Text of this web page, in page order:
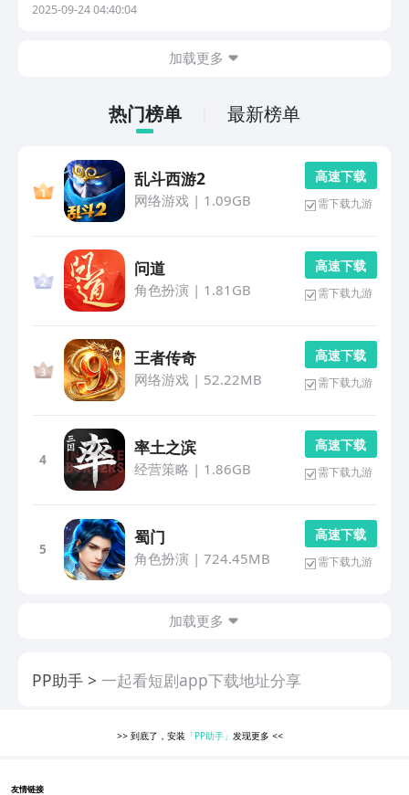
2025-09-24 04:40:04
加载更多
热门榜单 最新榜单
乱斗西游2
网络游戏| 1.09GB
高 速 下 载
需下载九游
问道
角色扮演 | 1.81GB
高 速 下 载
需下载九游
王者传奇
网络游戏| 52.22MB
高 速 下 载
需下载九游
4
率土之滨
经营策略 | 1.86GB
高 速 下 载
需下载九游
5
蜀门
角色扮演 | 724.45MB
高 速 下 载
需下载九游
加载更多
PP助手 一起看短剧app下载地址分享
>> 到底了，安装 「PP助手」发现更多<<
友情链接